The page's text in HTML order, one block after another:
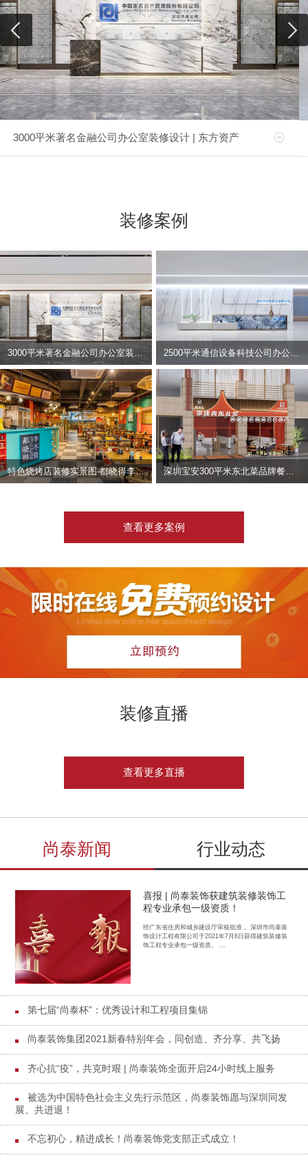
3000平米著名金融公司办公室装修设计 | 东方资产
装修案例
2500平米通信设备科技公司办公室设计 | 宇泰科技
特色烧烤店装修实景图-都晓得李不管
查看更多案例
装修直播
查看更多直播
尚泰新闻 行业动态
喜报 | 尚泰装饰获建筑装修装饰工
程专业承包一级资质！
经广东省住房和城乡建设厅审核批准， 深圳市尚泰装
饰设计工程有限公司于2021年7月6日获得建筑装修装
饰工程专业承包一级资质。 ...
第七届“尚泰杯”：优秀设计和工程项目集锦
尚泰装饰集团2021新春特别年会，同创造、齐分享、共飞扬
齐心抗“疫”，共克时艰 | 尚泰装饰全面开启24小时线上服务
被选为中国特色社会主义先行示范区，尚泰装饰愿与深圳同发
展、共进退！
不忘初心，精进成长！尚泰装饰党支部正式成立！